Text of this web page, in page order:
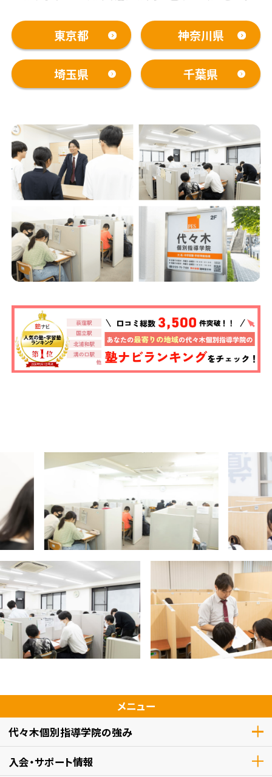
東京都 神奈川県
埼玉県 千葉県
メニュー
代々木個別指導学院の強み
入会・サポート情報